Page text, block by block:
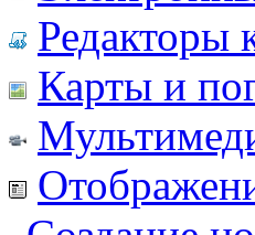
Редакторы
Карты и